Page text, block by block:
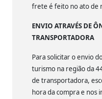
frete é feito no ato de
ENVIO ATRAVÉS DE
TRANSPORTADORA
Para solicitar o envio
turismo na região da
de transportadora,
hora da compra e nos